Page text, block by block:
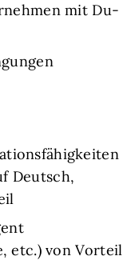
mit Du-
Deutsch,
etc.) von Vorteil